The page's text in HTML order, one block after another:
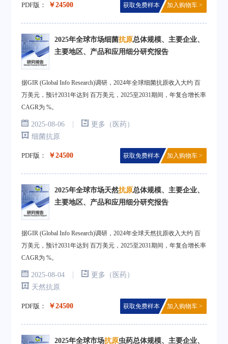
PDF版： ￥24500 获取免费样本 加入购物车 >
2025年全球市场细菌抗原总体规模、主要企业、
主要地区、产品和应用细分研究报告
据GIR (Global Info Research)调研，2024年全球细菌抗原收入大约 百
万美元，预计2031年达到 百万美元，2025至2031期间，年复合增长率
CAGR为 %。
2025-08-06 |
更多（医药）
细菌抗原
PDF版： ￥24500 获取免费样本 加入购物车 >
2025年全球市场天然抗原总体规模、主要企业、
主要地区、产品和应用细分研究报告
据GIR (Global Info Research)调研，2024年全球天然抗原收入大约 百
万美元，预计2031年达到 百万美元，2025至2031期间，年复合增长率
CAGR为 %。
2025-08-04 |
更多（医药）
天然抗原
PDF版： ￥24500 获取免费样本 加入购物车 >
2025年全球市场抗原虫药总体规模、主要企业、